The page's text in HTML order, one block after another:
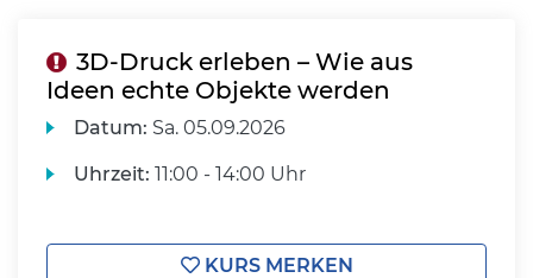
3D-Druck erleben – Wie aus
Ideen echte Objekte werden
Datum: Sa. 05.09.2026
Uhrzeit: 11:00 - 14:00 Uhr
KURS MERKEN